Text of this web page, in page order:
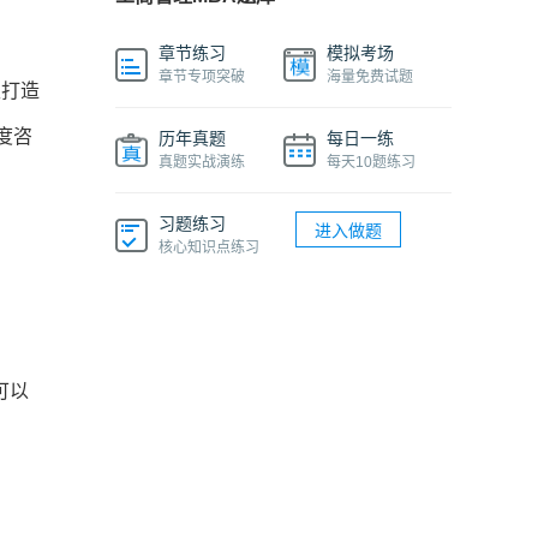
造
咨
以
章节练习
章节专项突破
模拟考场
海量免费试题
历年真题
真题实战演练
每日一练
每天10题练习
习题练习
核心知识点练习
进入做题